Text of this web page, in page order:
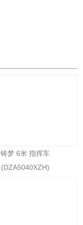
铸梦 6米 指挥车
(DZA5040XZH)